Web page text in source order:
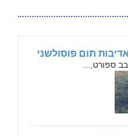
תום פוסולשני
ספורט,...